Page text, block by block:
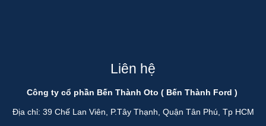
Liên hệ
Công ty cổ phần Bến Thành Oto ( Bến Thành Ford )
Địa chỉ: 39 Chế Lan Viên, P.Tây Thạnh, Quận Tân Phú, Tp HCM